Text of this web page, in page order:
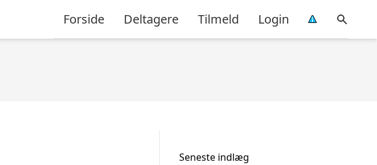
Forside Deltagere Tilmeld Login
Seneste indlæg